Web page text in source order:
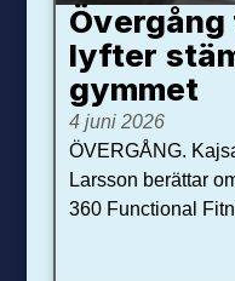
Övergång
lyfter
gymmet
4 juni 2026
ÖVERGÅNG.
Larsson berättar
360 Functional